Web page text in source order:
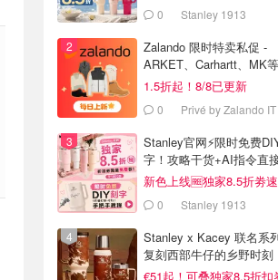
0 Stanley 1913
Zalando 限时特卖私促 -
ARKET、Carhartt、MK等
1.5折起！8/8已更新
0 Privé by Zalando IT
Stanley官网⚡️限时免费
字！攻略干货+AI指令直
新色上线🆓独家8.5折劵
0 Stanley 1913
Stanley x Kacey 联名系
复刻西部牛仔的乡野时刻
€51起！可叠独家8.5折扣